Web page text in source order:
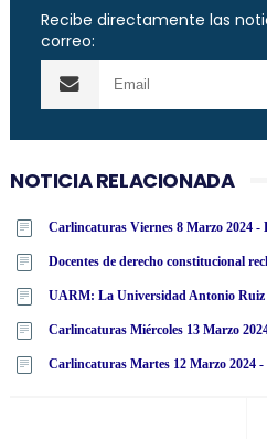
Recibe directamente las
correo:
NOTICIA RELACIONADA
Carlincaturas Viernes 8 Marzo 2024 -
Docentes de derecho constitucional
Carlincaturas Miércoles 13 Marzo
Carlincaturas Martes 12 Marzo 2024